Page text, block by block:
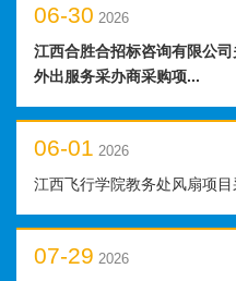
06-30 2026
江西合胜合招标咨询有限公
外出服务采办商采购项...
06-01 2026
江西飞行学院教务处风扇项
07-29 2026